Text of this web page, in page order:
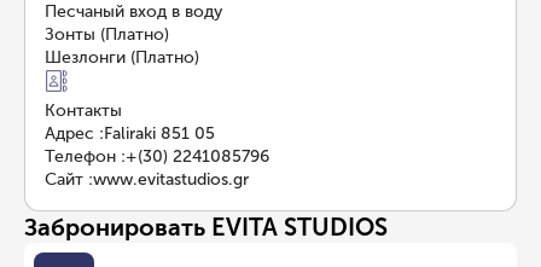
Песчаный вход в воду
Зонты (Платно)
Шезлонги (Платно)
Контакты
Адрес :Faliraki 851 05
Телефон :+(30) 2241085796
Сайт :www.evitastudios.gr
Забронировать EVITA STUDIOS